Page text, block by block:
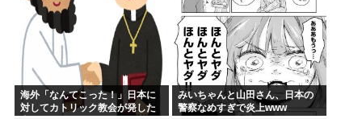
海外「なんてこった！」日本に
対してカトリック教会が発した
みいちゃんと山田さん、日本の
警察なめすぎで炎上www